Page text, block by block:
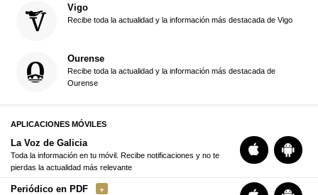
Vigo
Recibe toda la actualidad y la información más destacada de Vigo
Ourense
Recibe toda la actualidad y la información más destacada de
Ourense
APLICACIONES MÓVILES
La Voz de Galicia
Toda la información en tu móvil. Recibe notificaciones y no te
pierdas la actualidad más relevante
Periódico en PDF